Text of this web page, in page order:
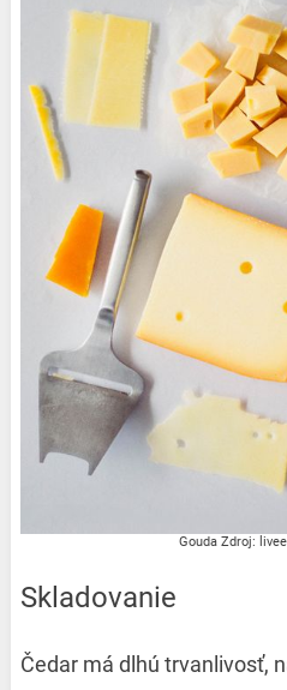
Gouda Zdroj:
Skladovanie
Čedar má dlhú trvanlivosť,